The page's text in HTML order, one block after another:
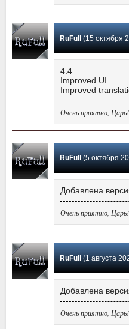
RuFull(15 октября 2023
4.4
Improved UI
Improved
Очень приятно, Царь!
RuFull(5 октября 2023
Добавлена
Очень приятно, Царь!
RuFull(1 августа 2023
Добавлена
Очень приятно, Царь!